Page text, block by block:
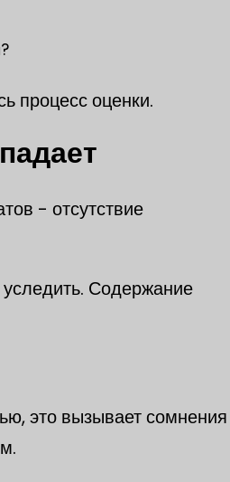
процесс оценки.
- отсутствие
Содержание
это вызывает сомнения